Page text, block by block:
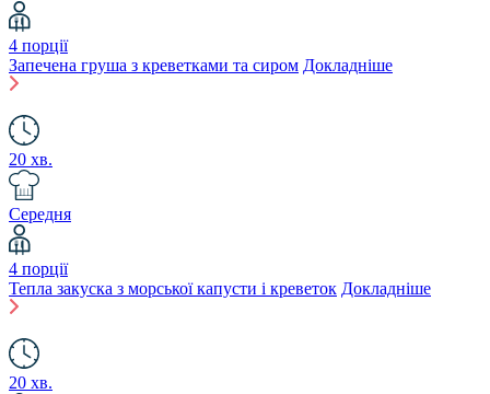
4 порції
Запечена груша з креветками та сиром Докладніше
20 хв.
Середня
4 порції
Тепла закуска з морської капусти і креветок Докладніше
20 хв.